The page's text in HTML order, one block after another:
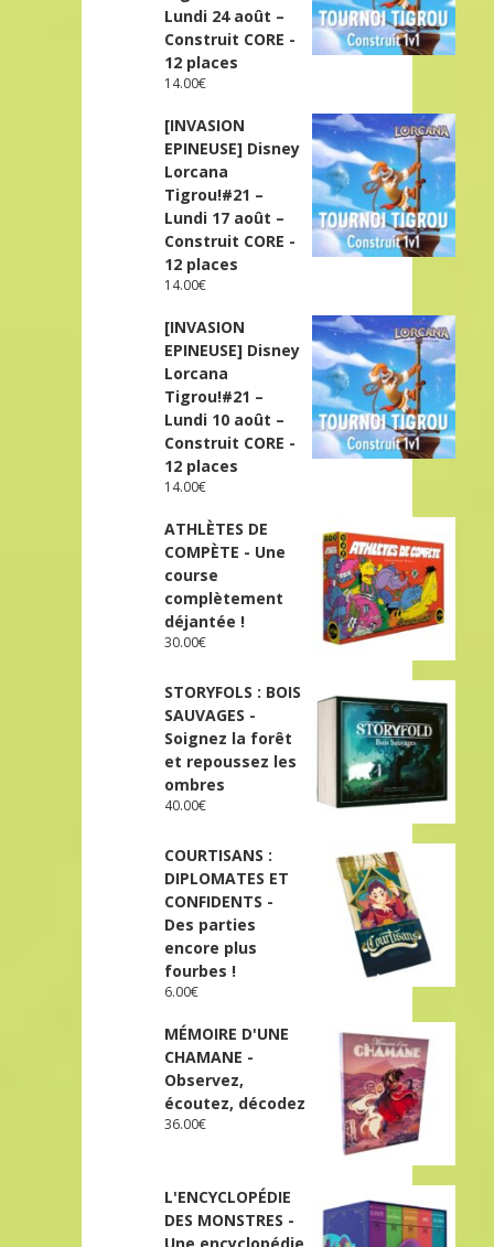
Lundi 24 août –
Construit CORE -
12 places
14.00€
[INVASION
EPINEUSE] Disney
Lorcana
Tigrou!#21 –
Lundi 17 août –
Construit CORE -
12 places
14.00€
[INVASION
EPINEUSE] Disney
Lorcana
Tigrou!#21 –
Lundi 10 août –
Construit CORE -
12 places
14.00€
ATHLÈTES DE
COMPÈTE - Une
course
complètement
déjantée !
30.00€
STORYFOLS : BOIS
SAUVAGES -
Soignez la forêt
et repoussez les
ombres
40.00€
COURTISANS :
DIPLOMATES ET
CONFIDENTS -
Des parties
encore plus
fourbes !
6.00€
MÉMOIRE D'UNE
CHAMANE -
Observez,
écoutez, décodez
36.00€
L'ENCYCLOPÉDIE
DES MONSTRES -